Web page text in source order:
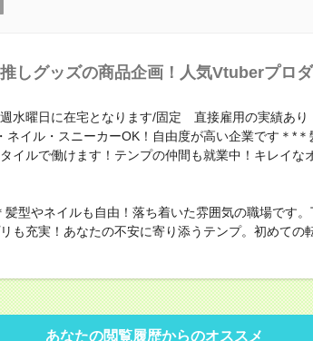
しグッズの商品企画！人気Vtuberプロ
週水曜日に在宅となります/固定 直接雇用の実績あり
ネイル・スニーカーOK！自由度が高い企業です＊*
イルで働けます！テンプの仲間も就業中！キレイな
髪型やネイルも自由！落ち着いた雰囲気の職場です
も充実！あなたの不安に寄り添うテンプ。初めての
あなたの閲覧履歴からのオススメ